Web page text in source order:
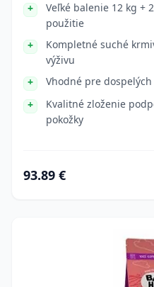
Veľké balenie 12 kg +
použitie
Kompletné suché
výživu
Vhodné pre
Kvalitné zloženie
pokožky
93.89 €